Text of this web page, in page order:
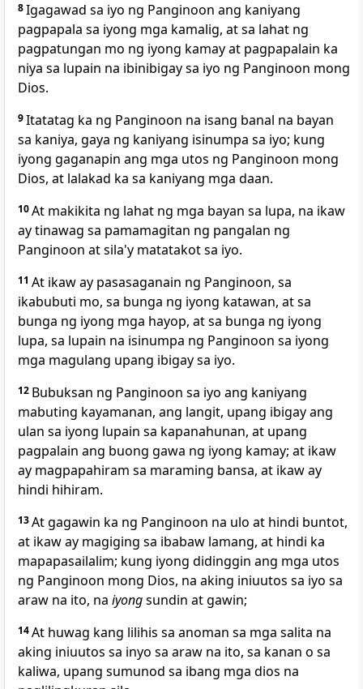
8Igagawad sa iyo ng Panginoon ang kaniyang
pagpapala sa iyong mga kamalig, at sa lahat ng
pagpatungan mo ng iyong kamay at pagpapalain ka
niya sa lupain na ibinibigay sa iyo ng Panginoon mong
Dios.
9Itatatag ka ng Panginoon na isang banal na bayan
sa kaniya, gaya ng kaniyang isinumpa sa iyo; kung
iyong gaganapin ang mga utos ng Panginoon mong
Dios, at lalakad ka sa kaniyang mga daan.
10At makikita ng lahat ng mga bayan sa lupa, na ikaw
ay tinawag sa pamamagitan ng pangalan ng
Panginoon at sila'y matatakot sa iyo.
11 At ikaw ay pasasaganain ng Panginoon, sa
ikabubuti mo, sa bunga ng iyong katawan, at sa
bunga ng iyong mga hayop, at sa bunga ng iyong
lupa, sa lupain na isinumpa ng Panginoon sa iyong
mga magulang upang ibigay sa iyo.
12 Bubuksan ng Panginoon sa iyo ang kaniyang
mabuting kayamanan, ang langit, upang ibigay ang
ulan sa iyong lupain sa kapanahunan, at upang
pagpalain ang buong gawa ng iyong kamay; at ikaw
ay magpapahiram sa maraming bansa, at ikaw ay
hindi hihiram.
13At gagawin ka ng Panginoon na ulo at hindi buntot,
at ikaw ay magiging sa ibabaw lamang, at hindi ka
mapapasailalim; kung iyong didinggin ang mga utos
ng Panginoon mong Dios, na aking iniuutos sa iyo sa
araw na ito, na iyongsundin at gawin;
14At huwag kang lilihis sa anoman sa mga salita na
aking iniuutos sa inyo sa araw na ito, sa kanan o sa
kaliwa, upang sumunod sa ibang mga dios na